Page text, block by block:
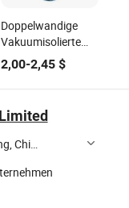
Doppelwandige
Vakuumisolierte
Edelstahl-
Wasserflasche im
Cola-Design für
2,00-2,45$
China